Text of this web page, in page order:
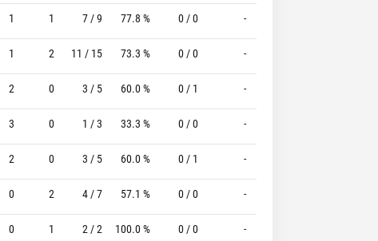
1 1 7 / 9 77.8 % 0 / 0 -
1 2 11 / 15 73.3 % 0 / 0 -
2 0 3 / 5 60.0 % 0 / 1 -
3 0 1 / 3 33.3 % 0 / 0 -
2 0 3 / 5 60.0 % 0 / 1 -
0 2 4 / 7 57.1 % 0 / 0 -
0 1 2 / 2 100.0 % 0 / 0 -